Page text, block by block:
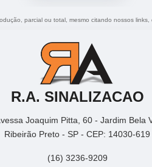
parcial ou total, mesmo citando nossos
R.A. SINALIZACAO
Joaquim Pitta, 60 - Jardim Bela
Ribeirão Preto - SP - CEP: 14030-619
(16) 3236-9209